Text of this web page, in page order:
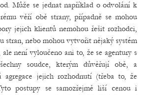
Může se jednat například o odvolání k
věří obě strany, případně se mohou
jejich klientů nemohou řešit rozhodci,
stran, nebo mohou vytvořit nějaký systém
není vyloučeno ani to, že se agentury s
soudce, kterým důvěřují obě, a
agregace jejich rozhodnutí (třeba to, že
postupy se samozřejmě liší cenou i